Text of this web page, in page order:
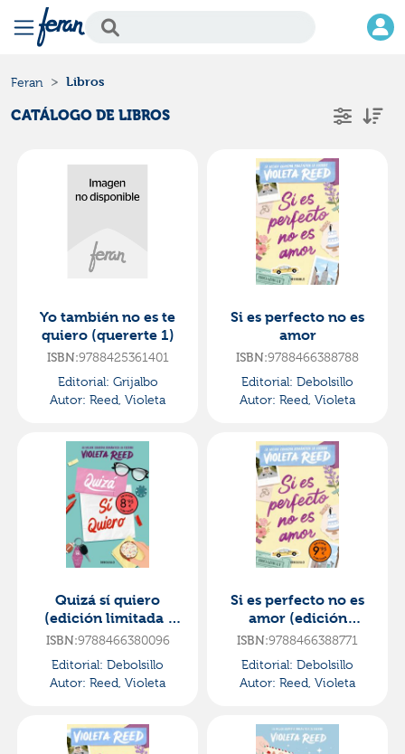
Feran Libros
CATÁLOGO DE LIBROS
Yo también no es te
quiero (quererte 1)
ISBN:9788425361401
Editorial: Grijalbo
Autor: Reed, Violeta
Si es perfecto no es
amor
ISBN:9788466388788
Editorial: Debolsillo
Autor: Reed, Violeta
Quizá sí quiero
(edición limitada ·
verano) (quererte 2)
ISBN:9788466380096
Editorial: Debolsillo
Autor: Reed, Violeta
Si es perfecto no es
amor (edición
limitada)
ISBN:9788466388771
Editorial: Debolsillo
Autor: Reed, Violeta